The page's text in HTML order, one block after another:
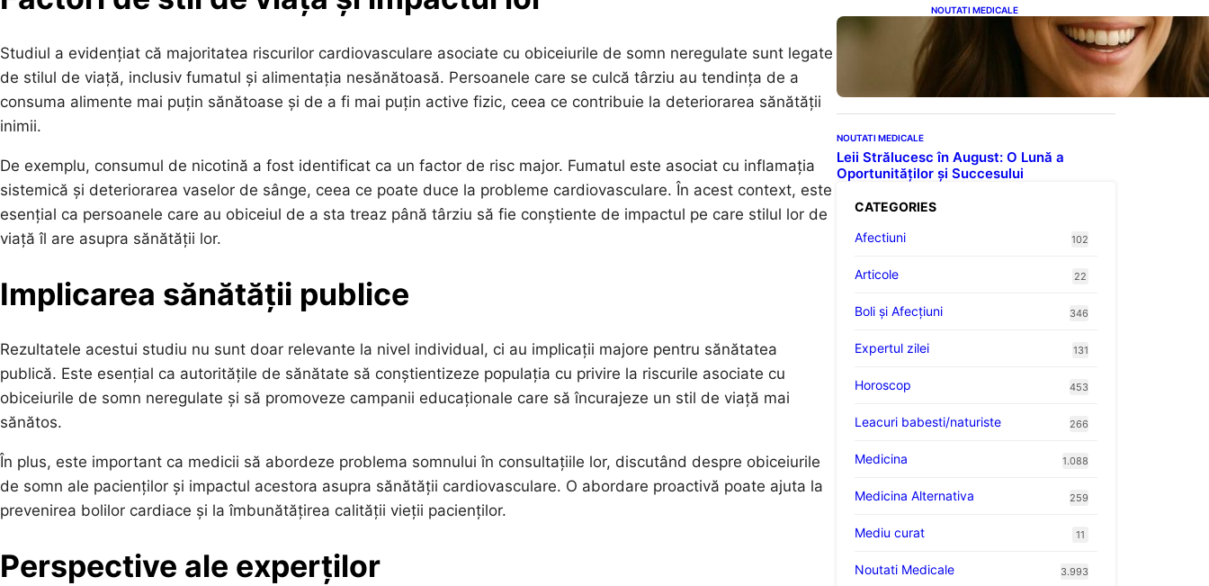
Studiul a evidențiat că majoritatea riscurilor cardiovasculare asociate cu obiceiurile de somn neregulate sunt legate
de stilul de viață, inclusiv fumatul și alimentația nesănătoasă. Persoanele care se culcă târziu au tendința de a
consuma alimente mai puțin sănătoase și de a fi mai puțin active fizic, ceea ce contribuie la deteriorarea sănătății
inimii.
De exemplu, consumul de nicotină a fost identificat ca un factor de risc major. Fumatul este asociat cu inflamația
sistemică și deteriorarea vaselor de sânge, ceea ce poate duce la probleme cardiovasculare. În acest context, este
esențial ca persoanele care au obiceiul de a sta treaz până târziu să fie conștiente de impactul pe care stilul lor de
viață îl are asupra sănătății lor.
Implicarea sănătății publice
Rezultatele acestui studiu nu sunt doar relevante la nivel individual, ci au implicații majore pentru sănătatea
publică. Este esențial ca autoritățile de sănătate să conștientizeze populația cu privire la riscurile asociate cu
obiceiurile de somn neregulate și să promoveze campanii educaționale care să încurajeze un stil de viață mai
sănătos.
În plus, este important ca medicii să abordeze problema somnului în consultațiile lor, discutând despre obiceiurile
de somn ale pacienților și impactul acestora asupra sănătății cardiovasculare. O abordare proactivă poate ajuta la
prevenirea bolilor cardiace și la îmbunătățirea calității vieții pacienților.
Perspective ale experților
NOUTATI MEDICALE
Ceaiul – Băutura care
protejează inima:
Descoperiri recente despre
beneficiile consumului zilnic
NOUTATI MEDICALE
Leii Strălucesc în August: O Lună a
Oportunităților și Succesului
CATEGORIES
Afectiuni
102
Articole 22
Boli și Afecțiuni 346
Expertul zilei 131
Horoscop 453
Leacuri babesti/naturiste 266
Medicina 1.088
Medicina Alternativa 259
Mediu curat 11
Noutati Medicale 3.993